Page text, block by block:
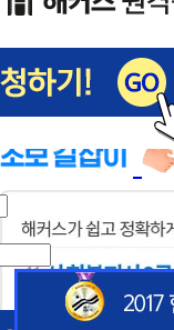
해커스편입
사회복지사1급